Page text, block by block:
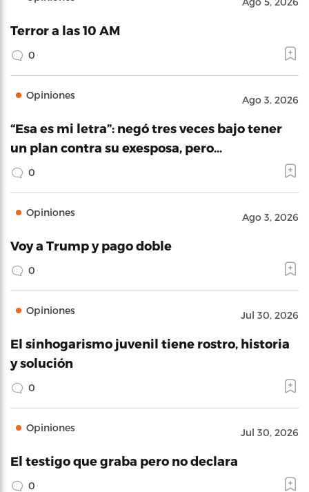
Terror a las 10 AM
0
Opiniones Ago 3, 2026
“Esa es mi letra”: negó tres veces bajo tener
un plan contra su exesposa, pero…
0
Opiniones Ago 3, 2026
Voy a Trump y pago doble
0
Opiniones Jul 30, 2026
El sinhogarismo juvenil tiene rostro, historia
y solución
0
Opiniones Jul 30, 2026
El testigo que graba pero no declara
0